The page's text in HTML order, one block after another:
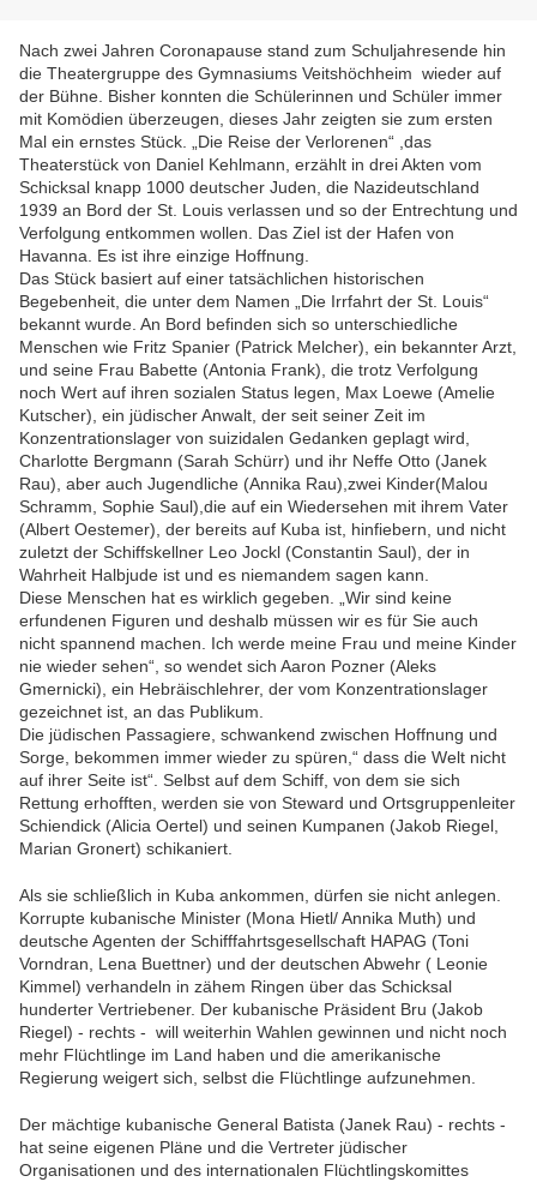
Nach zwei Jahren Coronapause stand zum Schuljahresende hin
die Theatergruppe des Gymnasiums Veitshöchheim wieder auf
der Bühne. Bisher konnten die Schülerinnen und Schüler immer
mit Komödien überzeugen, dieses Jahr zeigten sie zum ersten
Mal ein ernstes Stück. „Die Reise der Verlorenen“ ,das
Theaterstück von Daniel Kehlmann, erzählt in drei Akten vom
Schicksal knapp 1000 deutscher Juden, die Nazideutschland
1939 an Bord der St. Louis verlassen und so der Entrechtung und
Verfolgung entkommen wollen. Das Ziel ist der Hafen von
Havanna. Es ist ihre einzige Hoffnung.
Das Stück basiert auf einer tatsächlichen historischen
Begebenheit, die unter dem Namen „Die Irrfahrt der St. Louis“
bekannt wurde. An Bord befinden sich so unterschiedliche
Menschen wie Fritz Spanier (Patrick Melcher), ein bekannter Arzt,
und seine Frau Babette (Antonia Frank), die trotz Verfolgung
noch Wert auf ihren sozialen Status legen, Max Loewe (Amelie
Kutscher), ein jüdischer Anwalt, der seit seiner Zeit im
Konzentrationslager von suizidalen Gedanken geplagt wird,
Charlotte Bergmann (Sarah Schürr) und ihr Neffe Otto (Janek
Rau), aber auch Jugendliche (Annika Rau),zwei Kinder(Malou
Schramm, Sophie Saul),die auf ein Wiedersehen mit ihrem Vater
(Albert Oestemer), der bereits auf Kuba ist, hinfiebern, und nicht
zuletzt der Schiffskellner Leo Jockl (Constantin Saul), der in
Wahrheit Halbjude ist und es niemandem sagen kann.
Diese Menschen hat es wirklich gegeben. „Wir sind keine
erfundenen Figuren und deshalb müssen wir es für Sie auch
nicht spannend machen. Ich werde meine Frau und meine Kinder
nie wieder sehen“, so wendet sich Aaron Pozner (Aleks
Gmernicki), ein Hebräischlehrer, der vom Konzentrationslager
gezeichnet ist, an das Publikum.
Die jüdischen Passagiere, schwankend zwischen Hoffnung und
Sorge, bekommen immer wieder zu spüren,“ dass die Welt nicht
auf ihrer Seite ist“. Selbst auf dem Schiff, von dem sie sich
Rettung erhofften, werden sie von Steward und Ortsgruppenleiter
Schiendick (Alicia Oertel) und seinen Kumpanen (Jakob Riegel,
Marian Gronert) schikaniert.
Als sie schließlich in Kuba ankommen, dürfen sie nicht anlegen.
Korrupte kubanische Minister (Mona Hietl/ Annika Muth) und
deutsche Agenten der Schifffahrtsgesellschaft HAPAG (Toni
Vorndran, Lena Buettner) und der deutschen Abwehr ( Leonie
Kimmel) verhandeln in zähem Ringen über das Schicksal
hunderter Vertriebener. Der kubanische Präsident Bru (Jakob
Riegel) - rechts - will weiterhin Wahlen gewinnen und nicht noch
mehr Flüchtlinge im Land haben und die amerikanische
Regierung weigert sich, selbst die Flüchtlinge aufzunehmen.
Der mächtige kubanische General Batista (Janek Rau) - rechts -
hat seine eigenen Pläne und die Vertreter jüdischer
Organisationen und des internationalen Flüchtlingskomittes